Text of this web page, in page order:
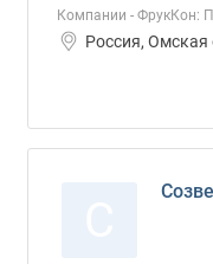
Компании - ФрукКон:
Россия,